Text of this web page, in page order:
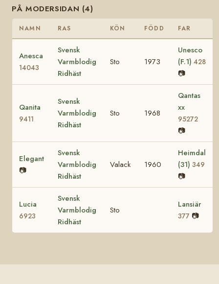
PÅ MODERSIDAN (4)
NAMN RAS KÖN FÖDD FAR
Anesca
14043
Svensk
Varmblodig
Ridhäst
Sto 1973
Unesco
(F.1) 428
📷
Qanita
9411
Svensk
Varmblodig
Ridhäst
Sto 1968
Qantas
xx
95272
📷
Elegant
📷
Svensk
Varmblodig
Ridhäst
Valack 1960
Heimdal
(31) 349
📷
Lucia
6923
Svensk
Varmblodig
Ridhäst
Sto
Lansiär
377 📷